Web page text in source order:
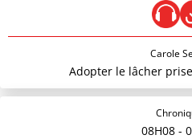
Carole
Adopter le lâcher
08H08 -